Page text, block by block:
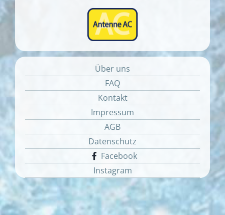
Über uns
FAQ
Kontakt
Impressum
AGB
Datenschutz
Facebook
Instagram